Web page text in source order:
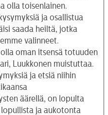
olla toisenlainen.
ja osallistua
saada heiltä, jotka
valinneet.
oman itsensä totuuden
Luukkonen muistuttaa.
ja etsiä niihin
äärellä, on lopulta
ja aukotonta